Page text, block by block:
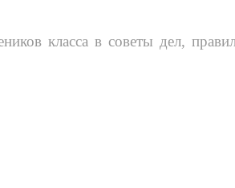
класса в советы дел,